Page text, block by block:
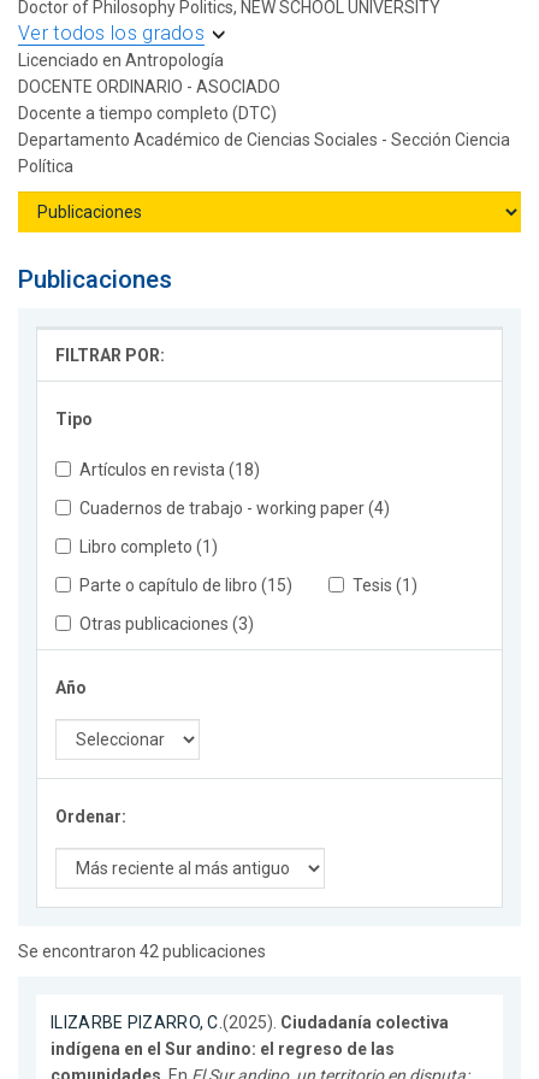
Doctor of Philosophy Politics, NEW SCHOOL UNIVERSITY
Ver todos los grados
Licenciado en Antropología
DOCENTE ORDINARIO - ASOCIADO
Docente a tiempo completo (DTC)
Departamento Académico de Ciencias Sociales - Sección Ciencia
Política
Publicaciones
FILTRAR POR:
Tipo
Artículos en revista (18)
Cuadernos de trabajo - working paper (4)
Libro completo (1)
Parte o capítulo de libro (15)
Tesis (1)
Otras publicaciones (3)
Año
Ordenar:
Se encontraron 42 publicaciones
ILIZARBE PIZARRO, C.(2025). Ciudadanía colectiva
indígena en el Sur andino: el regreso de las